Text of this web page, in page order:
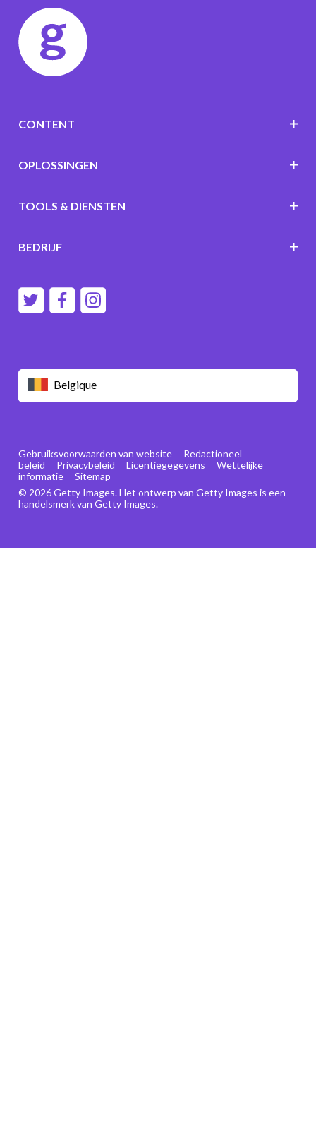
Belgique
CONTENT
OPLOSSINGEN
TOOLS & DIENSTEN
BEDRIJF
© 2026 Getty Images. Het ontwerp van Getty Images is een
handelsmerk van Getty Images.
Gebruiksvoorwaarden van website
Redactioneel
beleid
Privacybeleid Licentiegegevens
Wettelijke
informatie
Sitemap